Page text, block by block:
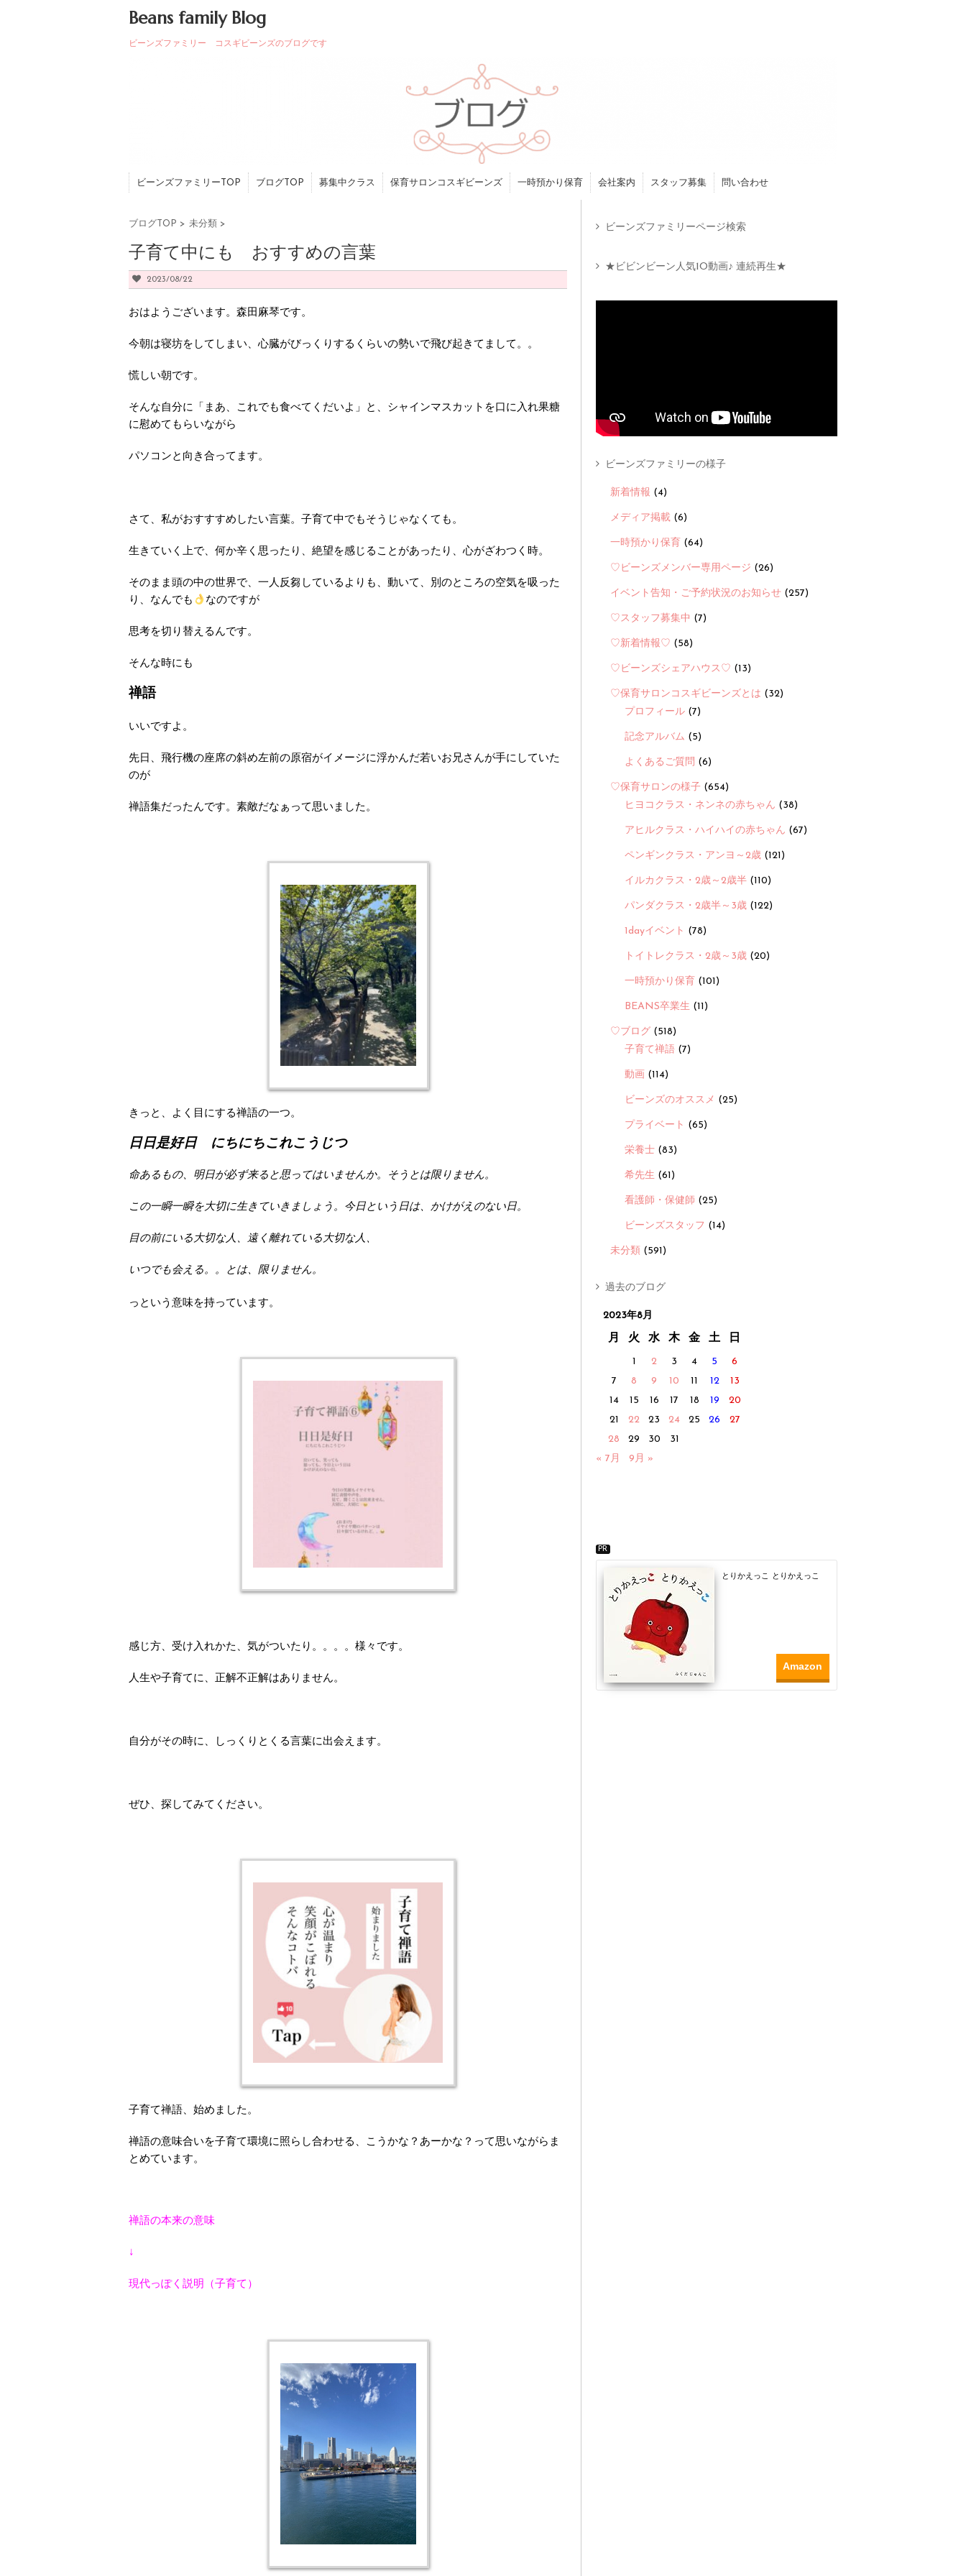
Beans family Blog
ビーンズファミリー コスギビーンズのブログです
ビーンズファミリーTOP ブログTOP 募集中クラス 保育サロンコスギビーンズ 一時預かり保育 会社案内 スタッフ募集 問い合わせ
ブログTOP > 未分類 >
子育て中にも おすすめの言葉
2023/08/22
おはようございます。森田麻琴です。
今朝は寝坊をしてしまい、心臓がびっくりするくらいの勢いで飛び起きてまして。。
慌しい朝です。
そんな自分に「まあ、これでも食べてくだいよ」と、シャインマスカットを口に入れ果糖
に慰めてもらいながら
パソコンと向き合ってます。
さて、私がおすすすめしたい言葉。子育て中でもそうじゃなくても。
生きていく上で、何か辛く思ったり、絶望を感じることがあったり、心がざわつく時。
そのまま頭の中の世界で、一人反芻しているよりも、動いて、別のところの空気を吸った
り、なんでも
なのですが
思考を切り替えるんです。
そんな時にも
禅語
いいですよ。
先日、飛行機の座席の斜め左前の原宿がイメージに浮かんだ若いお兄さんが手にしていた
のが
禅語集だったんです。素敵だなぁって思いました。
きっと、よく目にする禅語の一つ。
日日是好日 にちにちこれこうじつ
命あるもの、明日が必ず来ると思ってはいませんか。そうとは限りません。
この一瞬一瞬を大切に生きていきましょう。今日という日は、かけがえのない日。
目の前にいる大切な人、遠く離れている大切な人、
いつでも会える。。とは、限りません。
っという意味を持っています。
感じ方、受け入れかた、気がついたり。。。。様々です。
人生や子育てに、正解不正解はありません。
自分がその時に、しっくりとくる言葉に出会えます。
ぜひ、探してみてください。
子育て禅語、始めました。
禅語の意味合いを子育て環境に照らし合わせる、こうかな？あーかな？って思いながらま
とめています。
禅語の本来の意味
↓
現代っぽく説明（子育て）
ビーンズファミリーページ検索
★ビビンビーン人気10動画♪ 連続再生★
ビーンズファミリーの様子
新着情報 (4)
メディア掲載 (6)
一時預かり保育 (64)
♡ビーンズメンバー専用ページ (26)
イベント告知・ご予約状況のお知らせ (257)
♡スタッフ募集中 (7)
♡新着情報♡ (58)
♡ビーンズシェアハウス♡ (13)
♡保育サロンコスギビーンズとは (32)
プロフィール (7)
記念アルバム (5)
よくあるご質問 (6)
♡保育サロンの様子 (654)
ヒヨコクラス・ネンネの赤ちゃん (38)
アヒルクラス・ハイハイの赤ちゃん (67)
ペンギンクラス・アンヨ～2歳 (121)
イルカクラス・2歳～2歳半 (110)
パンダクラス・2歳半～3歳 (122)
1dayイベント (78)
トイトレクラス・2歳～3歳 (20)
一時預かり保育 (101)
BEANS卒業生 (11)
♡ブログ (518)
子育て禅語 (7)
動画 (114)
ビーンズのオススメ (25)
プライベート (65)
栄養士 (83)
希先生 (61)
看護師・保健師 (25)
ビーンズスタッフ (14)
未分類 (591)
過去のブログ
2023年8月
月 火 水 木 金 土 日
1 2 3 4 5
6
7
8 9 10 11 12
13
14
15 16 17 18 19
20
21
22 23 24 25 26
27
28
29 30
31
« 7月
9月 »
PR
とりかえっこ とりかえっこ
Amazon